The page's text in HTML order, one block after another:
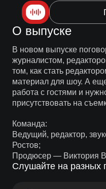
О выпуске
В новом выпуске
журналистом,
том, как стать
материал для шоу. А
работа с гостями и
присутствовать на
Команда:
Ведущий, редактор,
Ростов;
Продюсер — Виктория
Слушайте на разных